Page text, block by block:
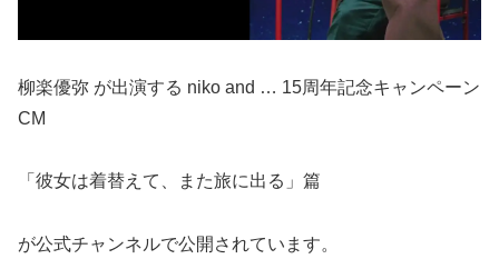
柳楽優弥 が出演する niko and … 15周年記念キャンペーン
CM
「彼女は着替えて、また旅に出る」篇
が公式チャンネルで公開されています。